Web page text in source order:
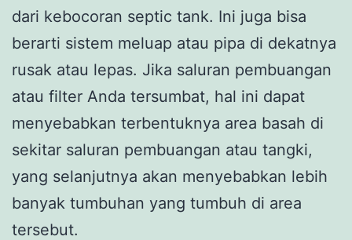
dari kebocoran septic tank. Ini juga bisa
berarti sistem meluap atau pipa di dekatnya
rusak atau lepas. Jika saluran pembuangan
atau filter Anda tersumbat, hal ini dapat
menyebabkan terbentuknya area basah di
sekitar saluran pembuangan atau tangki,
yang selanjutnya akan menyebabkan lebih
banyak tumbuhan yang tumbuh di area
tersebut.